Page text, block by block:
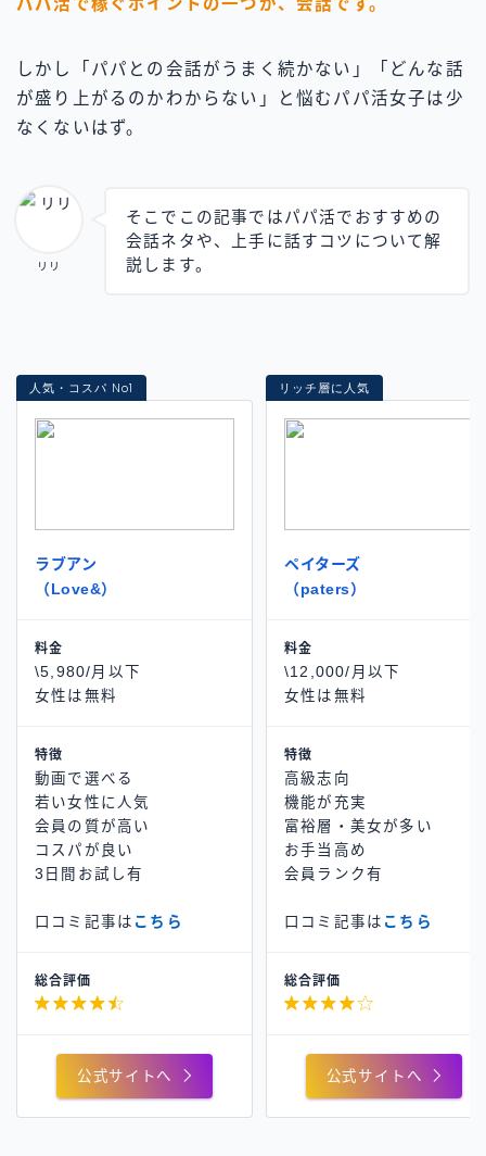
パパ活で稼ぐポイントの一つが、会話です。
しかし「パパとの会話がうまく続かない」「どんな話
が盛り上がるのかわからない」と悩むパパ活女子は少
なくないはず。
リリ
そこでこの記事ではパパ活でおすすめの
会話ネタや、上手に話すコツについて解
説します。
人気・コスパ No1
ラブアン
（Love&）
料金
\5,980/月以下
女性は無料
特徴
動画で選べる
若い女性に人気
会員の質が高い
コスパが良い
3日間お試し有
口コミ記事は こちら
総合評価

公式サイトへ
リッチ層に人気
ペイターズ
（paters）
料金
\12,000/月以下
女性は無料
特徴
高級志向
機能が充実
富裕層・美女が多い
お手当高め
会員ランク有
口コミ記事は こちら
総合評価

公式サイトへ